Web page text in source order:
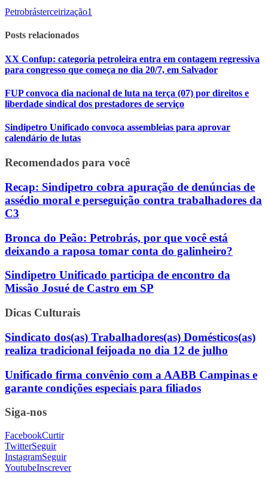
Petrobrásterceirização1
Posts relacionados
XX Confup: categoria petroleira entra em contagem regressiva
para congresso que começa no dia 20/7, em Salvador
FUP convoca dia nacional de luta na terça (07) por direitos e
liberdade sindical dos prestadores de serviço
Sindipetro Unificado convoca assembleias para aprovar
calendário de lutas
Recomendados para você
Recap: Sindipetro cobra apuração de denúncias de
assédio moral e perseguição contra trabalhadores da
C3
Bronca do Peão: Petrobrás, por que você está
deixando a raposa tomar conta do galinheiro?
Sindipetro Unificado participa de encontro da
Missão Josué de Castro em SP
Dicas Culturais
Sindicato dos(as) Trabalhadores(as) Domésticos(as)
realiza tradicional feijoada no dia 12 de julho
Unificado firma convênio com a AABB Campinas e
garante condições especiais para filiados
Siga-nos
FacebookCurtir
TwitterSeguir
InstagramSeguir
YoutubeInscrever